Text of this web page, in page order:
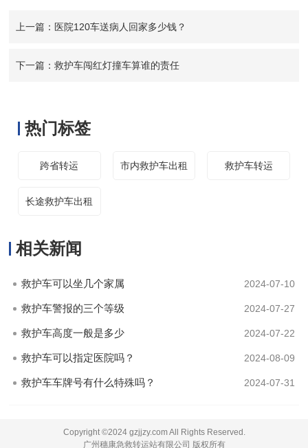
上一篇：医院120车送病人回家多少钱？
下一篇：救护车闯红灯撞车算谁的责任
热门标签
跨省转运 市内救护车出租 救护车转运
长途救护车出租
相关新闻
救护车可以坐几个家属 2024-07-10
救护车警报的三个等级 2024-07-27
救护车高度一般是多少 2024-07-22
救护车可以指定医院吗？ 2024-08-09
救护车车牌号有什么特殊吗？ 2024-07-31
Copyright ©2024 gzjjzy.com All Rights Reserved.
广州穗康急救转运站有限公司 版权所有